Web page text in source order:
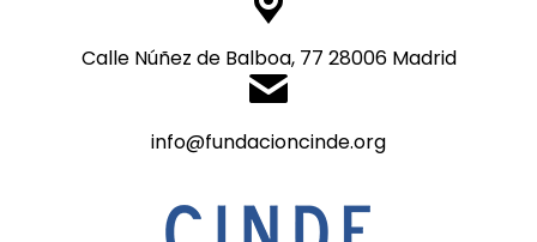
Calle Núñez de Balboa, 77 28006 Madrid
info@fundacioncinde.org